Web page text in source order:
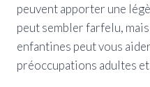
peuvent apporter une
peut sembler farfelu,
enfantines peut vous
préoccupations adultes